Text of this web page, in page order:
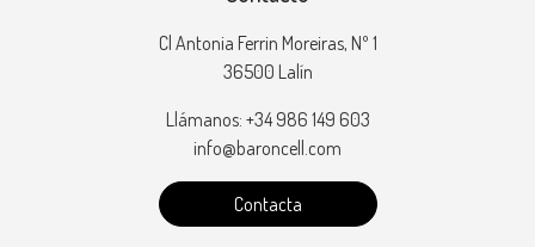
Cl Antonia Ferrin Moreiras, Nº 1
36500 Lalín
Llámanos: +34 986 149 603
info@baroncell.com
Contacta